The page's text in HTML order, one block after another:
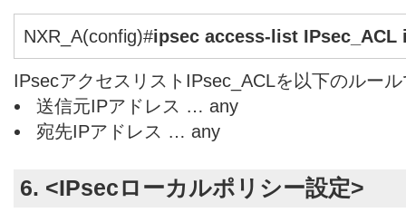
NXR_A(config)#ipsec access-list IPsec_ACL
IPsecアクセスリストIPsec_ACLを以下のルー
送信元IPアドレス … any
宛先IPアドレス … any
6. <IPsecローカルポリシー設定>